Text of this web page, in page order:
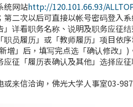
统网站http://120.101.66.93/
二次以后可直接以帐号密码登入系
详看职务名称、说明及职务应征结
员履历」或「教师履历」项目依
增」后，填写完点选「确认修改」)
征「履历表确认及其他」选择应
或来信洽询，佛光大学人事室03-